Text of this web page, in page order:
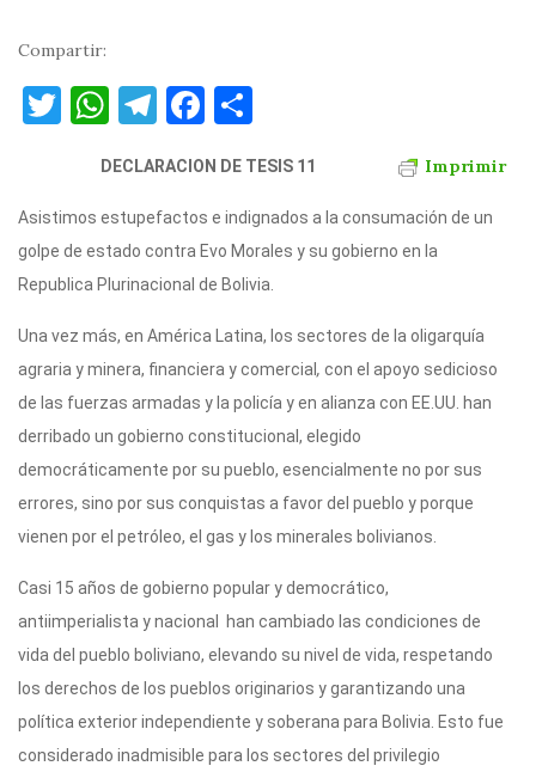
Compartir:
T
te
r
W
at
s
A
p
p
T
e
gr
a
m
F
c
e
b
o
o
k
m
p
ar
ti
r
Imprimir
DECLARACION DE TESIS 11
Asistimos estupefactos e indignados a la consumación de un
golpe de estado contra Evo Morales y su gobierno en la
Republica Plurinacional de Bolivia.
Una vez más, en América Latina, los sectores de la oligarquía
agraria y minera, financiera y comercial , con el apoyo sedicioso
de las fuerzas armadas y la policía y en alianza con EE.UU. han
derribado un gobierno constitucional, elegido
democráticamente por su pueblo, esencialmente no por sus
errores, sino por sus conquistas a favor del pueblo y porque
vienen por el petróleo, el gas y los minerales bolivianos.
Casi 15 años de gobierno popular y democrático,
antiimperialista y nacional han cambiado las condiciones de
vida del pueblo boliviano, elevando su nivel de vida, respetando
los derechos de los pueblos originarios y garantizando una
política exterior independiente y soberana para Bolivia. Esto fue
considerado inadmisible para los sectores del privilegio